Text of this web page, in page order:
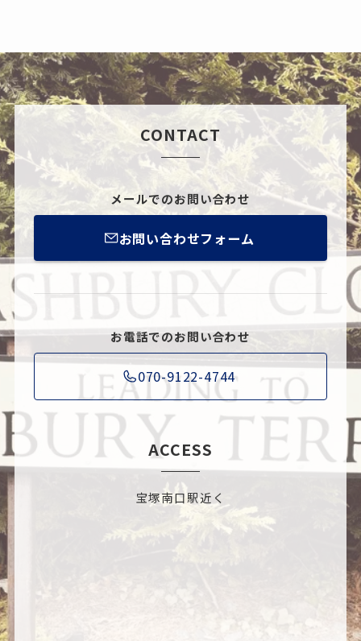
CONTACT
メールでのお問い合わせ
お問い合わせフォーム
お電話でのお問い合わせ
070-9122-4744
ACCESS
宝塚南口駅近く